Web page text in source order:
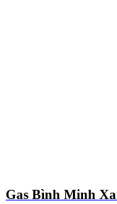
Gas Bình Minh